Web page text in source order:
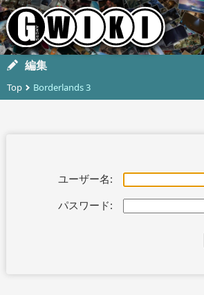
編集
Top Borderlands 3
ユーザー名:
パスワード: